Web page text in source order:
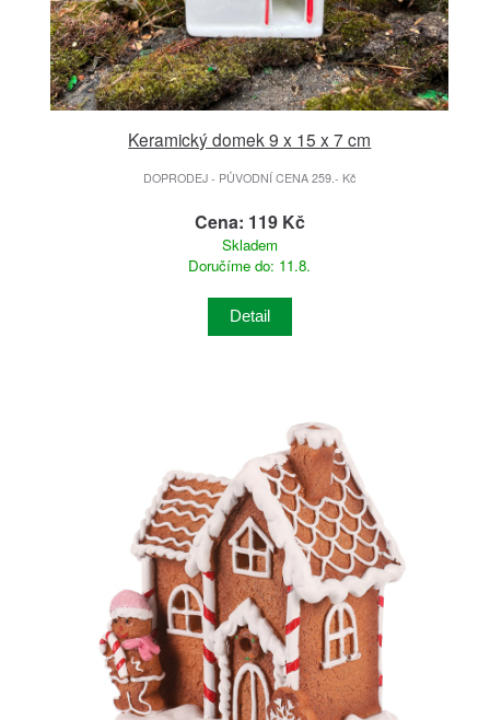
Keramický domek 9 x 15 x 7 cm
DOPRODEJ - PŮVODNÍ CENA 259.- Kč
Cena: 119 Kč
Skladem
Doručíme do: 11.8.
Detail